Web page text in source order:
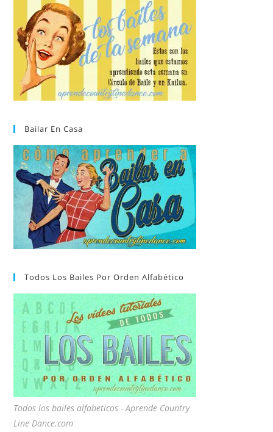
Bailar En Casa
Todos Los Bailes Por Orden Alfabético
Todos los bailes alfabeticos - Aprende Country
Line Dance.com